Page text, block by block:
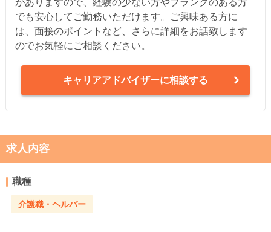
でも安心してご勤務いただけます。ご興味ある方に
は、面接のポイントなど、さらに詳細をお話致します
のでお気軽にご相談ください。
キャリアアドバイザーに相談する
求人内容
職種
介護職・ヘルパー